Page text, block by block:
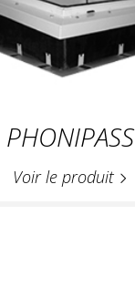
PHONIPASS
Voir le produit